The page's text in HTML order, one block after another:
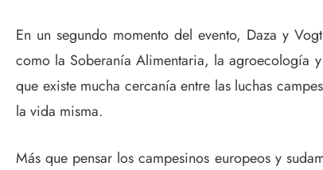
En un segundo momento del evento, Daza y
como la Soberanía Alimentaria, la agroecología
que existe mucha cercanía entre las luchas
la vida misma.
Más que pensar los campesinos europeos y